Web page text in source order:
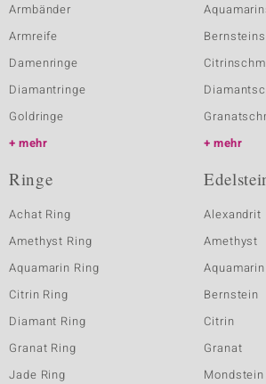
Armbänder
Armreife
Damenringe
Diamantringe
Goldringe
mehr
mehr
Ringe
Achat Ring
Amethyst Ring
Aquamarin Ring
Citrin Ring
Diamant Ring
Granat Ring
Jade Ring
Alexandrit
Amethyst
Aquamarin
Bernstein
Citrin
Granat
Mondstein